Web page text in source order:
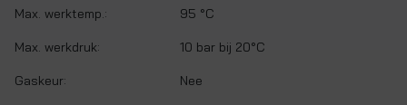
Max. werktemp.: 95 °C
Max. werkdruk: 10 bar bij 20°C
Gaskeur: Nee